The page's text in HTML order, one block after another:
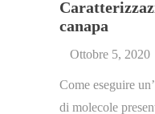
canapa
Ottobre 5, 2020
Come eseguire
di molecole